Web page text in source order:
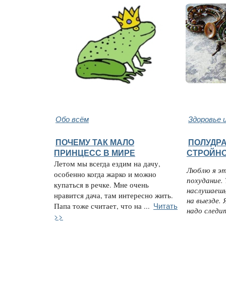
Обо всём Здоровье
ПОЧЕМУ ТАК МАЛО
ПРИНЦЕСС В МИРЕ
Летом мы всегда ездим на дачу,
особенно когда жарко и можно
купаться в речке. Мне очень
нравится дача, там интересно жить.
Папа тоже считает, что на ... Читать
>>
Люблю я
похудание.
на выезде.
надо